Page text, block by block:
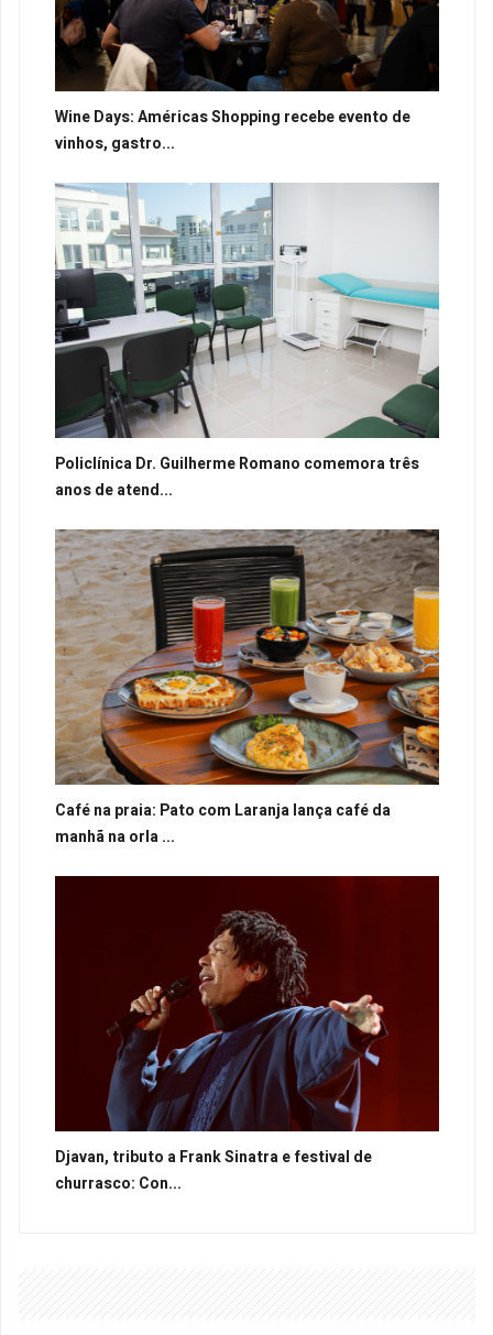
Wine Days: Américas Shopping recebe evento de
vinhos, gastro...
Policlínica Dr. Guilherme Romano comemora três
anos de atend...
Café na praia: Pato com Laranja lança café da
manhã na orla ...
Djavan, tributo a Frank Sinatra e festival de
churrasco: Con...